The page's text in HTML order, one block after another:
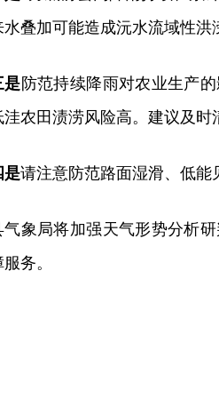
叠加可能造成沅水流域性洪
是 防范持续降雨对农业生产
农田渍涝风险高。建议及时
是请注意防范路面湿滑、低能
气象局将加强天气形势分析
务。